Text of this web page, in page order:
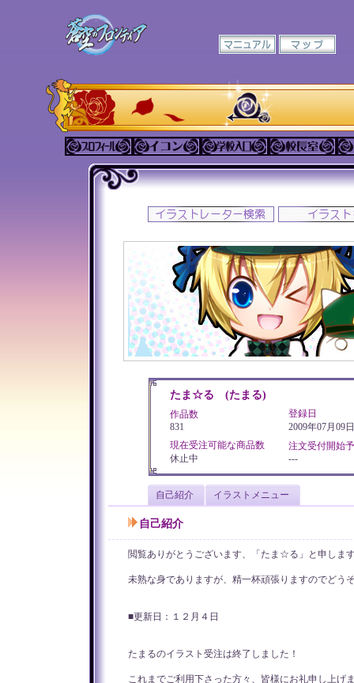
たま☆る (たまる)
作品数
831
登録日
2009年07月09日
現在受注可能な商品数
休止中
注文受付開始
---
自己紹介 イラストメニュー
自己紹介
閲覧ありがとうございます、「たま☆る」と申しま
未熟な身でありますが、精一杯頑張りますのでどう
■更新日：１２月４日
たまるのイラスト受注は終了しました！
これまでご利用下さった方々、皆様にお礼申し上げ